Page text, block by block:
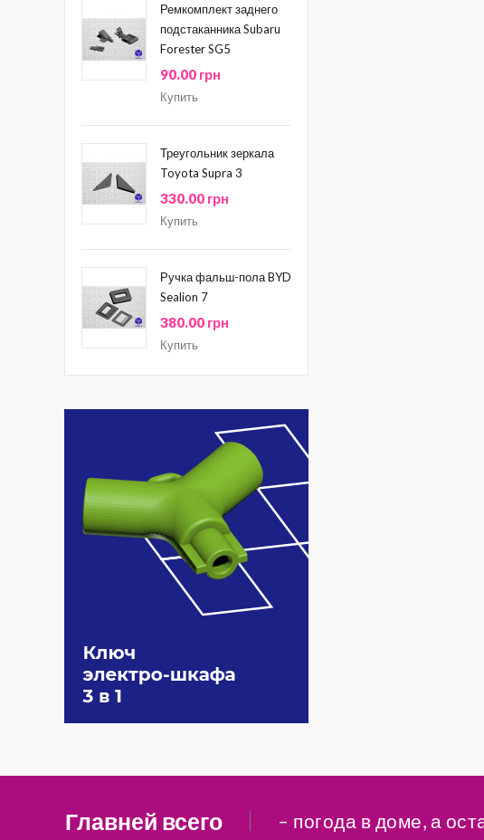
Ремкомплект заднего
подстаканника Subaru
Forester SG5
90.00 грн
Купить
Треугольник зеркала
Toyota Supra 3
330.00 грн
Купить
Ручка фальш-пола BYD
Sealion 7
380.00 грн
Купить
Главней всего – погода в доме, а